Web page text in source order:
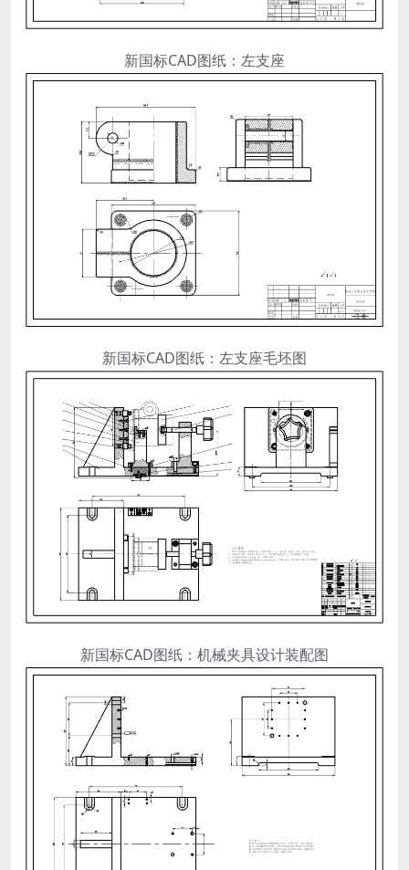
新国标CAD图纸：左支座
新国标CAD图纸：左支座毛坯图
新国标CAD图纸：机械夹具设计装配图